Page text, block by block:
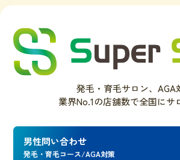
発毛・育毛サロン、AGA
業界No.1の店舗数で全国にサ
男性問い合わせ
発毛・育毛コース/AGA対策